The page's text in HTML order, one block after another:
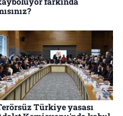
Türkiye yasası